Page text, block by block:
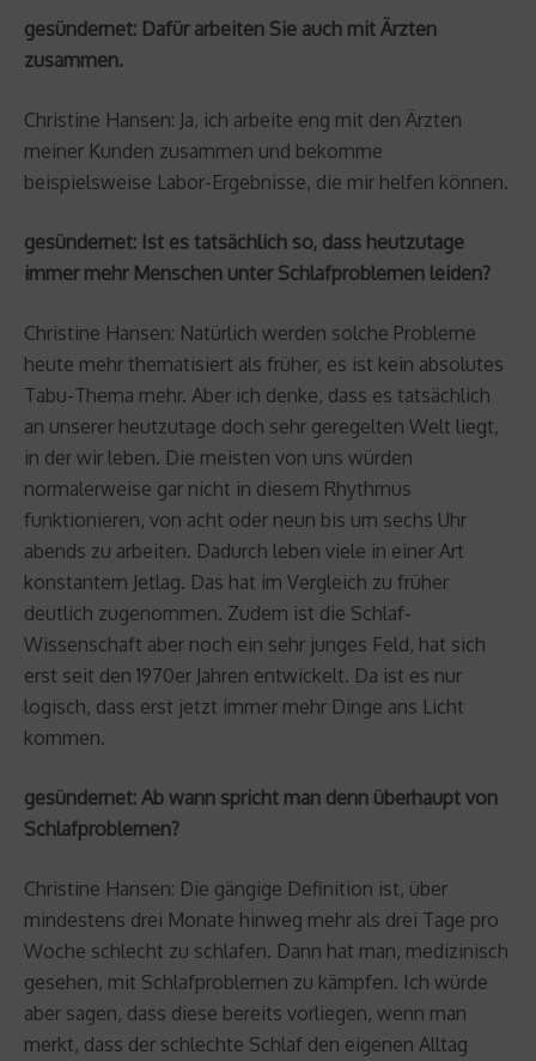
gesündernet: Dafür arbeiten Sie auch mit Ärzten
zusammen.
Christine Hansen: Ja, ich arbeite eng mit den Ärzten
meiner Kunden zusammen und bekomme
beispielsweise Labor-Ergebnisse, die mir helfen können.
gesündernet: Ist es tatsächlich so, dass heutzutage
immer mehr Menschen unter Schlafproblemen leiden?
Christine Hansen: Natürlich werden solche Probleme
heute mehr thematisiert als früher, es ist kein absolutes
Tabu-Thema mehr. Aber ich denke, dass es tatsächlich
an unserer heutzutage doch sehr geregelten Welt liegt,
in der wir leben. Die meisten von uns würden
normalerweise gar nicht in diesem Rhythmus
funktionieren, von acht oder neun bis um sechs Uhr
abends zu arbeiten. Dadurch leben viele in einer Art
konstantem Jetlag. Das hat im Vergleich zu früher
deutlich zugenommen. Zudem ist die Schlaf-
Wissenschaft aber noch ein sehr junges Feld, hat sich
erst seit den 1970er Jahren entwickelt. Da ist es nur
logisch, dass erst jetzt immer mehr Dinge ans Licht
kommen.
gesündernet: Ab wann spricht man denn überhaupt von
Schlafproblemen?
Christine Hansen: Die gängige Definition ist, über
mindestens drei Monate hinweg mehr als drei Tage pro
Woche schlecht zu schlafen. Dann hat man, medizinisch
gesehen, mit Schlafproblemen zu kämpfen. Ich würde
aber sagen, dass diese bereits vorliegen, wenn man
merkt, dass der schlechte Schlaf den eigenen Alltag